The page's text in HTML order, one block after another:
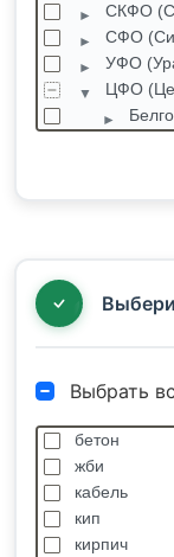
СКФО
СФО
УФО
ЦФО
Выбрать
бетон
жби
кабель
кип
кирпич